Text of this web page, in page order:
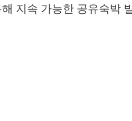
지속 가능한 공유숙박